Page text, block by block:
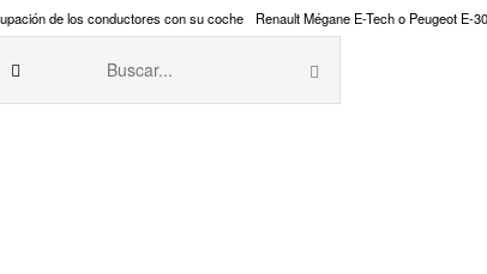
de los conductores con su coche Renault Mégane E-Tech o Peugeot E-